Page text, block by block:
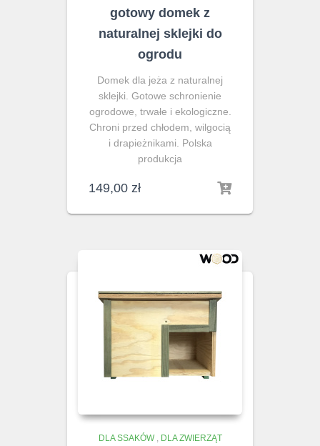
gotowy domek z
naturalnej sklejki do
ogrodu
Domek dla jeża z naturalnej
sklejki. Gotowe schronienie
ogrodowe, trwałe i ekologiczne.
Chroni przed chłodem, wilgocią
i drapieżnikami. Polska
produkcja
149,00 zł
DLA SSAKÓW, DLA ZWIERZĄT